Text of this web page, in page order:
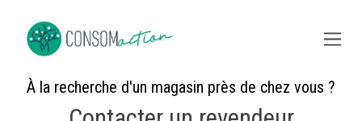
À la recherche d'un magasin près de chez vous ?